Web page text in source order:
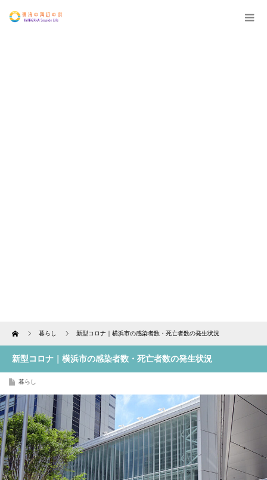
Home 暮らし 新型コロナ｜横浜市の感染者数・死亡者数の発生状況
新型コロナ｜横浜市の感染者数・死亡者数の発生状況
暮らし